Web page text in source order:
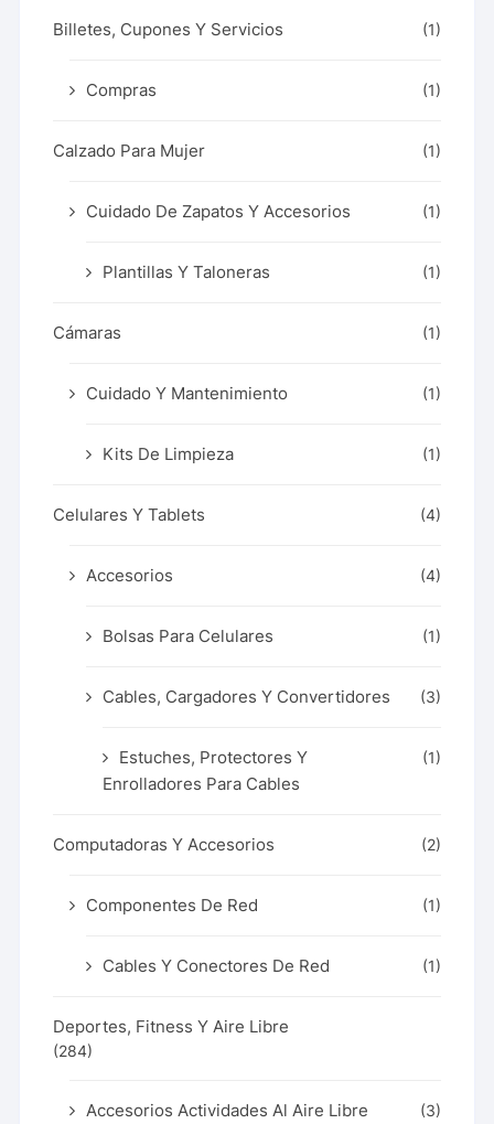
Billetes, Cupones Y Servicios (1)
Compras (1)
Calzado Para Mujer (1)
Cuidado De Zapatos Y Accesorios (1)
Plantillas Y Taloneras (1)
Cámaras (1)
Cuidado Y Mantenimiento (1)
Kits De Limpieza (1)
Celulares Y Tablets (4)
Accesorios (4)
Bolsas Para Celulares (1)
Cables, Cargadores Y Convertidores (3)
Estuches, Protectores Y
Enrolladores Para Cables
(1)
Computadoras Y Accesorios (2)
Componentes De Red (1)
Cables Y Conectores De Red (1)
Deportes, Fitness Y Aire Libre
(284)
Accesorios Actividades Al Aire Libre (3)